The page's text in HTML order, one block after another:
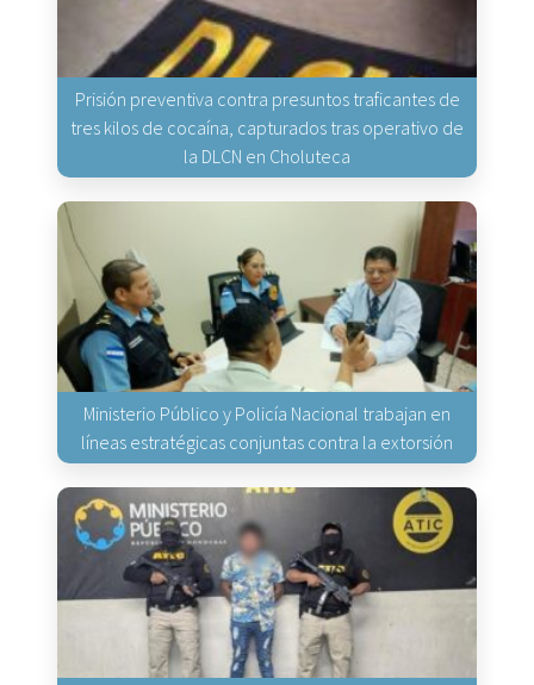
Prisión preventiva contra presuntos traficantes de
tres kilos de cocaína, capturados tras operativo de
la DLCN en Choluteca
Ministerio Público y Policía Nacional trabajan en
líneas estratégicas conjuntas contra la extorsión